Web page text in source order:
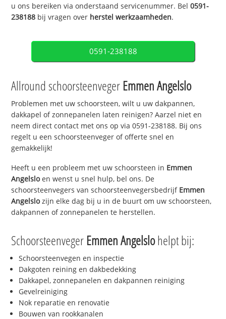
u ons bereiken via onderstaand servicenummer. Bel0591-
238188 bij vragen over herstel werkzaamheden.
0591-238188
Allround schoorsteenveger Emmen Angelslo
Problemen met uw schoorsteen, wilt u uw dakpannen,
dakkapel of zonnepanelen laten reinigen? Aarzel niet en
neem direct contact met ons op via 0591-238188. Bij ons
regelt u een schoorsteenveger of offerte snel en
gemakkelijk!
Heeft u een probleem met uw schoorsteen in Emmen
Angelsloen wenst u snel hulp, bel ons. De
schoorsteenvegers van schoorsteenvegersbedrijf Emmen
Angelslozijn elke dag bij u in de buurt om uw schoorsteen,
dakpannen of zonnepanelen te herstellen.
Schoorsteenveger Emmen Angelslohelpt bij:
Schoorsteenvegen en inspectie
Dakgoten reining en dakbedekking
Dakkapel, zonnepanelen en dakpannen reiniging
Gevelreiniging
Nok reparatie en renovatie
Bouwen van rookkanalen